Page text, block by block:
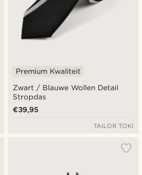
Zwart / Blauwe Wollen Detail
Stropdas
Premium Kwaliteit
€39,95
TAILOR TOKI